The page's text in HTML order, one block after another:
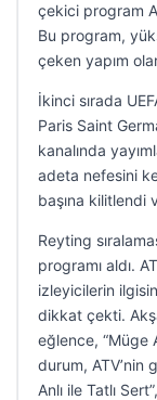
çekici program
Bu program,
çeken yapım
İkinci sırada
Paris Saint
kanalında
adeta nefesini
başına kilitlendi
Reyting
programı aldı.
izleyicilerin
dikkat çekti.
eğlence, “Müge
durum, ATV’nin
Anlı ile Tatlı